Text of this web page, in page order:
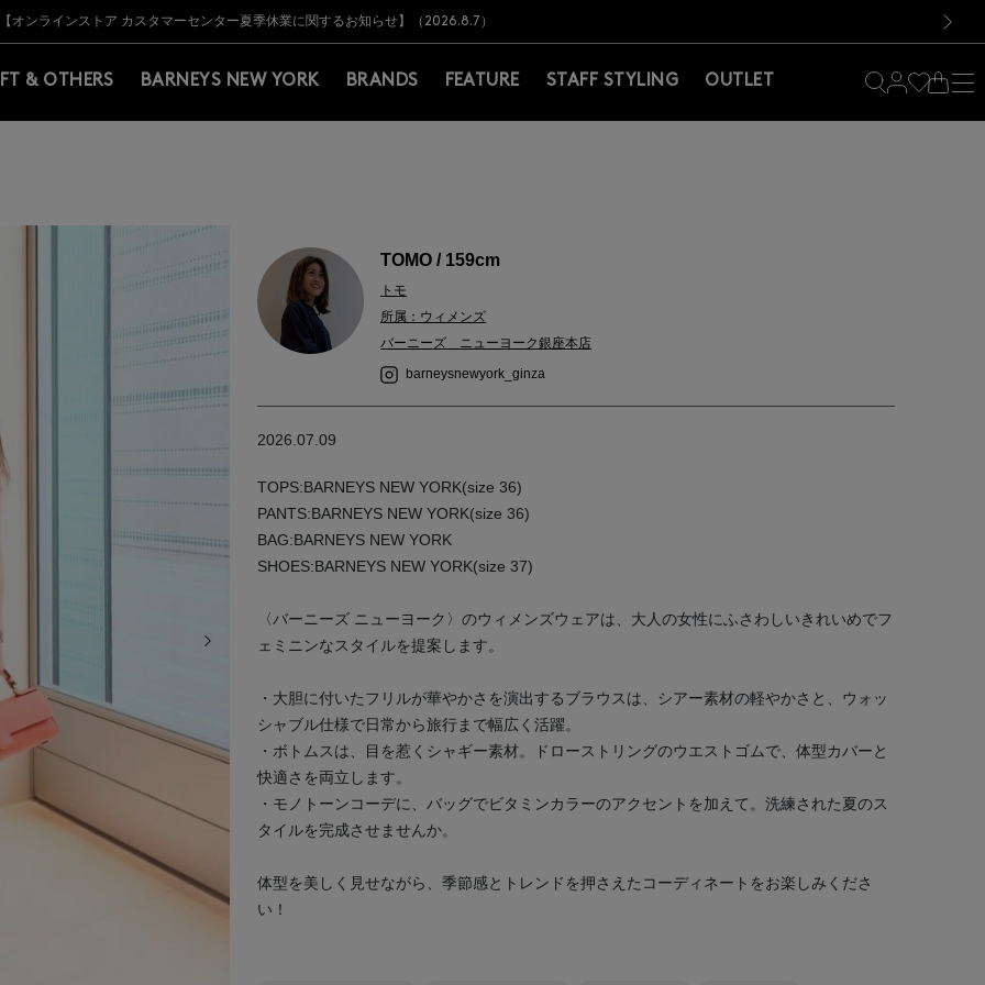
BARNEYS＞会員のお客様は11,000円（税込）以上のお買上げで常時送料無料！お買い物の際は会員登録を！
【夏季休業に伴う出荷一時停止のお知らせ】(2026.8.7)
【オンラインストア カスタマーセンター夏季休業に関するお知らせ】（2026.8.7）
【夏季休業に伴う返品・交換承り一時停止のお知らせ】（2026.8.5）
熊本県を中心とした地震の影響によるお荷物のお届けについて
【開催中】SUMMER SALEのご案内・ご注意事項
BARNEYS＞会員のお客様は11,000円（税込）以上のお買上げで常時送料無料！お買い物の際は会員登録を！
【夏季休業に伴う出荷一時停止のお知らせ】(2026.8.7)
& OTHERS BARNEYS NEW YORK BRANDS FEATURE STAFF STYLING OUTLET
TOMO / 159cm
トモ
所属：ウィメンズ
バーニーズ ニューヨーク銀座本店
barneysnewyork_ginza
2026.07.09
TOPS:BARNEYS NEW YORK(size 36)
PANTS:BARNEYS NEW YORK(size 36)
BAG:BARNEYS NEW YORK
SHOES:BARNEYS NEW YORK(size 37)
〈バーニーズ ニューヨーク〉のウィメンズウェアは、大人の女性にふさわしいきれいめでフ
ェミニンなスタイルを提案します。
・大胆に付いたフリルが華やかさを演出するブラウスは、シアー素材の軽やかさと、ウォッ
シャブル仕様で日常から旅行まで幅広く活躍。
・ボトムスは、目を惹くシャギー素材。ドローストリングのウエストゴムで、体型カバーと
快適さを両立します。
・モノトーンコーデに、バッグでビタミンカラーのアクセントを加えて。洗練された夏のス
タイルを完成させませんか。
体型を美しく見せながら、季節感とトレンドを押さえたコーディネートをお楽しみくださ
い！